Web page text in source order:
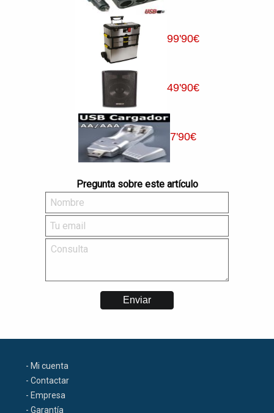
99'90€
49'90€
7'90€
Pregunta sobre este artículo
- Mi cuenta
- Contactar
- Empresa
- Garantía